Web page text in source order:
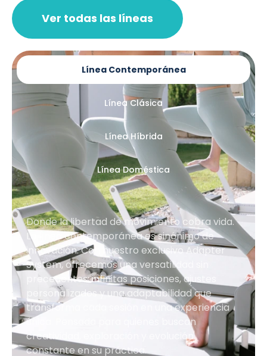
Ver todas las líneas
Línea Contemporánea
Línea Clásica
Línea Híbrida
Línea Doméstica
Donde la libertad de movimiento cobra vida.
La línea contemporánea es sinónimo de
innovación. Con nuestro exclusivo Adapter
System, ofrecemos una versatilidad sin
precedentes: infinitas posiciones, ajustes
personalizados y una adaptabilidad que
transforma cada sesión en una experiencia
única. Pensada para quienes buscan
creatividad, exploración y evolución
constante en su práctica.